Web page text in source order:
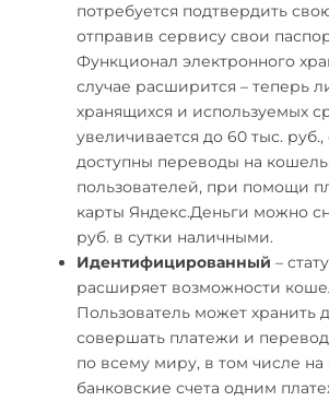
потребуется подтвердить
отправив сервису свои
Функционал электронного
случае расширится – теперь
хранящихся и используемых
увеличивается до 60 тыс. руб.,
доступны переводы на
пользователей, при помощи
карты Яндекс.Деньги можно
руб. в сутки наличными.
Идентифицированный –
расширяет возможности
Пользователь может хранить
совершать платежи и
по всему миру, в том числе на
банковские счета одним